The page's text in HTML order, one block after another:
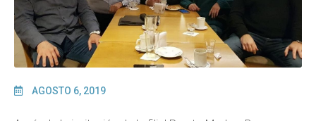
AGOSTO 6, 2019